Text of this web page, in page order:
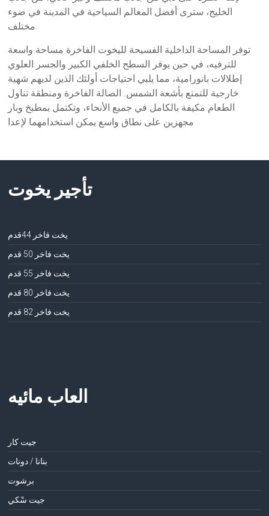
الخليج، سترى أفضل المعالم السياحية في المدينة في ضوء
مختلف.
توفر المساحة الداخلية الفسيحة لليخوت الفاخرة مساحة واسعة
للترفيه، في حين يوفر السطح الخلفي الكبير والجسر العلوي
إطلالات بانورامية، مما يلبي احتياجات أولئك الذين لديهم شهية
خارجية للتمتع بأشعة الشمس. الصالة الفاخرة ومنطقة تناول
الطعام مكيفة بالكامل في جميع الأنحاء، وتكتمل بمطبخ وبار
مجهزين على نطاق واسع يمكن استخدامهما لإعدا
تأجير يخوت
يخت فاخر 44قدم
يخت فاخر 50 قدم
يخت فاخر 55 قدم
يخت فاخر 80 قدم
يخت فاخر 82 قدم
العاب مائيه
جيت كار
بنانا / دونات
برشوت
جيت سْكي